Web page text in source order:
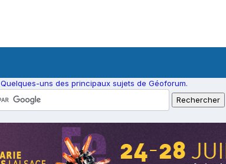
Quelques-uns des principaux sujets de Géoforum.